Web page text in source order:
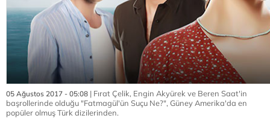
05 Ağustos 2017 - 05:08 | Fırat Çelik, Engin Akyürek ve Beren Saat'in
başrollerinde olduğu "Fatmagül'ün Suçu Ne?", Güney Amerika'da en
popüler olmuş Türk dizilerinden.